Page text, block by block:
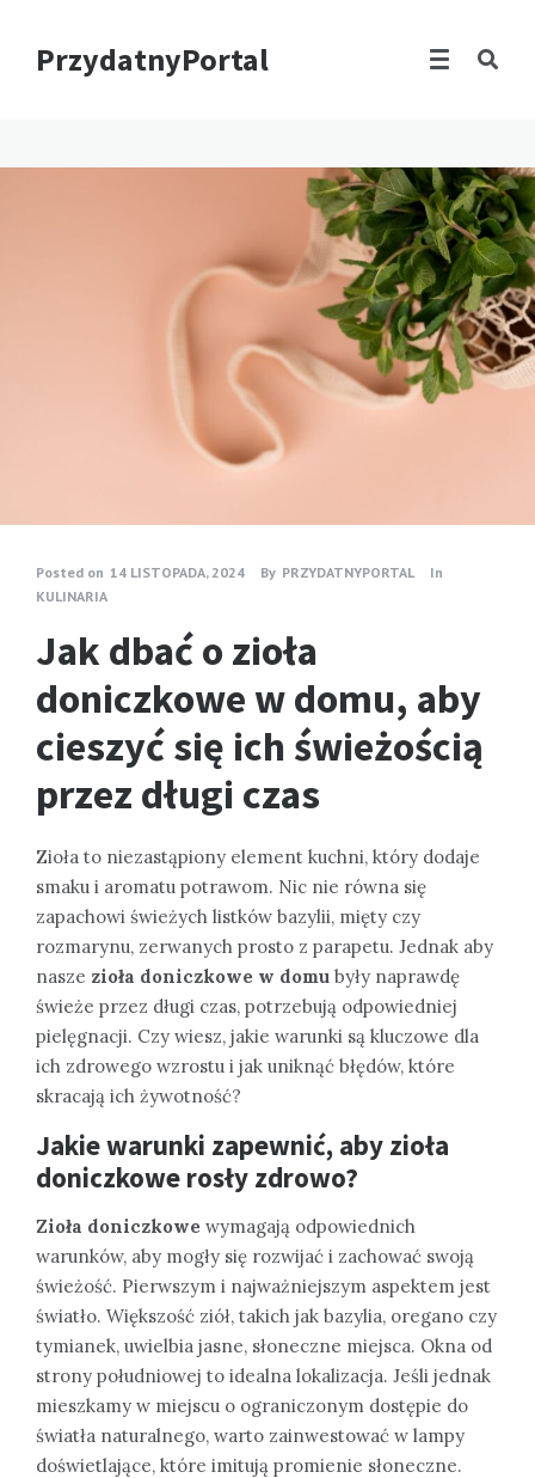
PrzydatnyPortal
Posted on 14 LISTOPADA, 2024 By PRZYDATNYPORTAL
In
KULINARIA
Jak dbać o zioła
doniczkowe w domu, aby
cieszyć się ich świeżością
przez długi czas
Zioła to niezastąpiony element kuchni, który dodaje
smaku i aromatu potrawom. Nic nie równa się
zapachowi świeżych listków bazylii, mięty czy
rozmarynu, zerwanych prosto z parapetu. Jednak aby
nasze zioła doniczkowe w domu były naprawdę
świeże przez długi czas, potrzebują odpowiedniej
pielęgnacji. Czy wiesz, jakie warunki są kluczowe dla
ich zdrowego wzrostu i jak uniknąć błędów, które
skracają ich żywotność?
Jakie warunki zapewnić, aby zioła
doniczkowe rosły zdrowo?
Zioła doniczkowe wymagają odpowiednich
warunków, aby mogły się rozwijać i zachować swoją
świeżość. Pierwszym i najważniejszym aspektem jest
światło. Większość ziół, takich jak bazylia, oregano czy
tymianek, uwielbia jasne, słoneczne miejsca. Okna od
strony południowej to idealna lokalizacja. Jeśli jednak
mieszkamy w miejscu o ograniczonym dostępie do
światła naturalnego, warto zainwestować w lampy
doświetlające, które imitują promienie słoneczne.